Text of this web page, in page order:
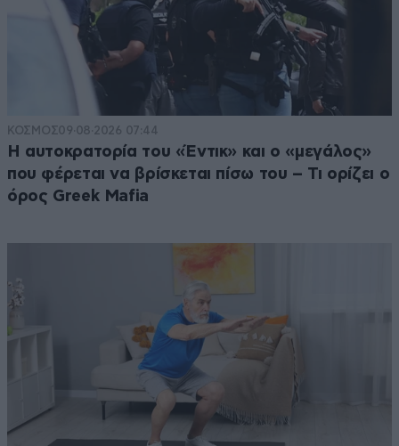
ΚΟΣΜΟΣ09·08·2026 07:44
Η αυτοκρατορία του «Έντικ» και ο «μεγάλος»
που φέρεται να βρίσκεται πίσω του – Τι ορίζει ο
όρος Greek Mafia